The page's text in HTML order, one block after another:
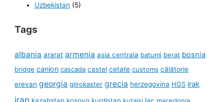
Uzbekistan (5)
Tags
albania ararat armenia asia centrala batumi berat bosnia
bridge canion cascada castel cetate customs călătorie
erevan georgia gjirokaster grecia herzegovina HGS irak
iran kazahstan kosovo kurdistan kutaisi lac macedonia